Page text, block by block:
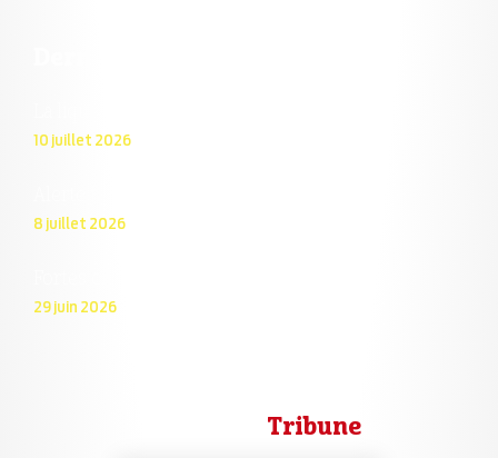
10 juillet 2026
8 juillet 2026
29 juin 2026
Tribune!